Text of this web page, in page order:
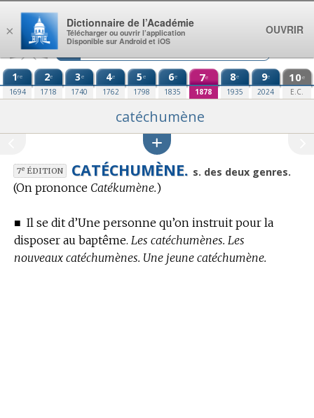
Aller au contenu
1re
1694
2e
1718
3e
1740
4e
1762
5e
1798
6e
1835
7e
1878
8e
1935
9e
2024
10e
E.C.
catéchumène
7eÉDITION CATÉCHUMÈNE. s. des deux genres.
(On prononce Catékumène.)
■ Il se dit d’Une personne qu’on instruit pour la
disposer au baptême. Les catéchumènes. Les
nouveaux catéchumènes. Une jeune catéchumène.
×
Dictionnaire de l’Académie
Télécharger ou ouvrir l’application
Disponible sur Android et iOS
OUVRIR